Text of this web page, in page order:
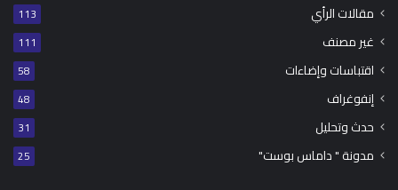
مقالات الرأي 113
غير مصنف 111
اقتباسات وإضاءات 58
إنفوغراف 48
حدث وتحليل 31
مدونة " داماس بوست" 25